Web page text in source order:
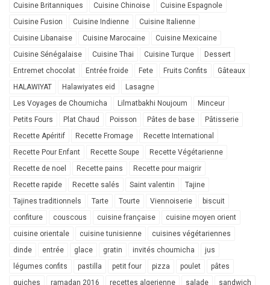
Cuisine Britanniques
Cuisine Chinoise
Cuisine Espagnole
Cuisine Fusion
Cuisine Indienne
Cuisine Italienne
Cuisine Libanaise
Cuisine Marocaine
Cuisine Mexicaine
Cuisine Sénégalaise
Cuisine Thai Cuisine Turque
Dessert
Entremet chocolat
Entrée froide Fete Fruits Confits
Gâteaux
HALAWIYAT
Halawiyates eid
Lasagne
Les Voyages de Choumicha
Lilmatbakhi Noujoum
Minceur
Petits Fours
Plat Chaud Poisson Pâtes de base
Pâtisserie
Recette Apéritif
Recette Fromage
Recette International
Recette Pour Enfant
Recette Soupe
Recette Végétarienne
Recette de noel
Recette pains
Recette pour maigrir
Recette rapide
Recette salés Saint valentin
Tajine
Tajines traditionnels
Tarte Tourte Viennoiserie
biscuit
confiture
couscous cuisine française
cuisine moyen orient
cuisine orientale
cuisine tunisienne
cuisines végétariennes
dinde
entrée glace gratin invités choumicha
jus
légumes confits
pastilla petit four pizza poulet
pâtes
quiches
ramadan 2016 recettes algerienne salade sandwich